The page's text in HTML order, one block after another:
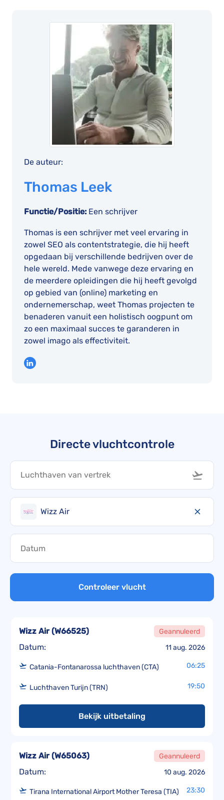
De auteur:
Thomas Leek
Functie/Positie: Een schrijver
Thomas is een schrijver met veel ervaring in
zowel SEO als contentstrategie, die hij heeft
opgedaan bij verschillende bedrijven over de
hele wereld. Mede vanwege deze ervaring en
de meerdere opleidingen die hij heeft gevolgd
op gebied van (online) marketing en
ondernemerschap, weet Thomas projecten te
benaderen vanuit een holistisch oogpunt om
zo een maximaal succes te garanderen in
zowel imago als effectiviteit.
Directe vluchtcontrole
Wizz Air
Controleer vlucht
Datum: 11 aug. 2026
Wizz Air(W66525) Geannuleerd
Catania-Fontanarossa luchthaven (CTA) 06:25
Luchthaven Turijn (TRN) 19:50
Bekijk uitbetaling
Datum: 10 aug. 2026
Wizz Air(W65063) Geannuleerd
Tirana International Airport Mother Teresa (TIA) 23:30